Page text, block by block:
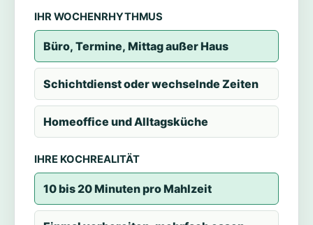
IHR WOCHENRHYTHMUS
Büro, Termine, Mittag außer Haus
Schichtdienst oder wechselnde Zeiten
Homeoffice und Alltagsküche
IHRE KOCHREALITÄT
10 bis 20 Minuten pro Mahlzeit